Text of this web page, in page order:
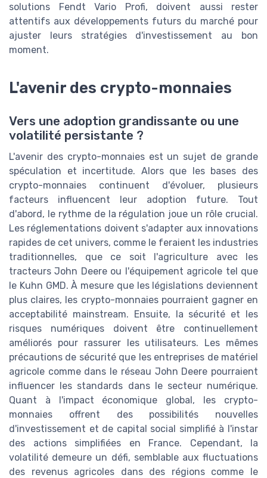
solutions Fendt Vario Profi, doivent aussi rester
attentifs aux développements futurs du marché pour
ajuster leurs stratégies d'investissement au bon
moment.
L'avenir des crypto-monnaies
Vers une adoption grandissante ou une
volatilité persistante ?
L'avenir des crypto-monnaies est un sujet de grande
spéculation et incertitude. Alors que les bases des
crypto-monnaies continuent d'évoluer, plusieurs
facteurs influencent leur adoption future. Tout
d'abord, le rythme de la régulation joue un rôle crucial.
Les réglementations doivent s'adapter aux innovations
rapides de cet univers, comme le feraient les industries
traditionnelles, que ce soit l'agriculture avec les
tracteurs John Deere ou l'équipement agricole tel que
le Kuhn GMD. À mesure que les législations deviennent
plus claires, les crypto-monnaies pourraient gagner en
acceptabilité mainstream. Ensuite, la sécurité et les
risques numériques doivent être continuellement
améliorés pour rassurer les utilisateurs. Les mêmes
précautions de sécurité que les entreprises de matériel
agricole comme dans le réseau John Deere pourraient
influencer les standards dans le secteur numérique.
Quant à l'impact économique global, les crypto-
monnaies offrent des possibilités nouvelles
d'investissement et de capital social simplifié à l'instar
des actions simplifiées en France. Cependant, la
volatilité demeure un défi, semblable aux fluctuations
des revenus agricoles dans des régions comme le